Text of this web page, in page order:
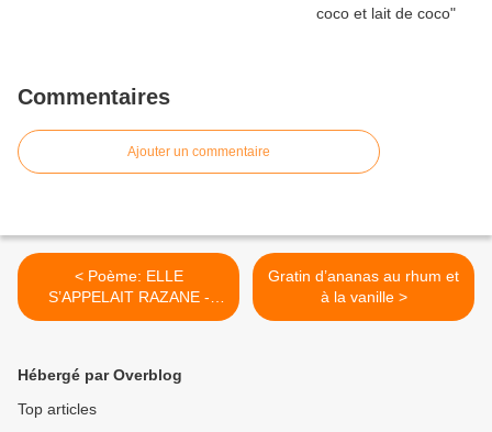
Commentaires
Ajouter un commentaire
< Poème: ELLE
S’APPELAIT RAZANE -
Arlette Maillot
Gratin d’ananas au rhum et
à la vanille >
Hébergé par Overblog
Top articles